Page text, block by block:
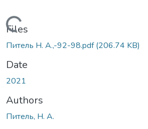
Loading...
Files
Питель Н. А.,-92-98.pdf(206.74 KB)
Date
2021
Authors
Питель, Н. А.